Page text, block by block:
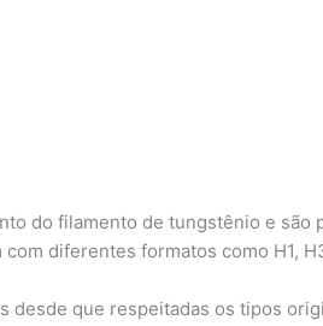
do filamento de tungstênio e
diferentes formatos como H1,
desde que respeitadas os tipos